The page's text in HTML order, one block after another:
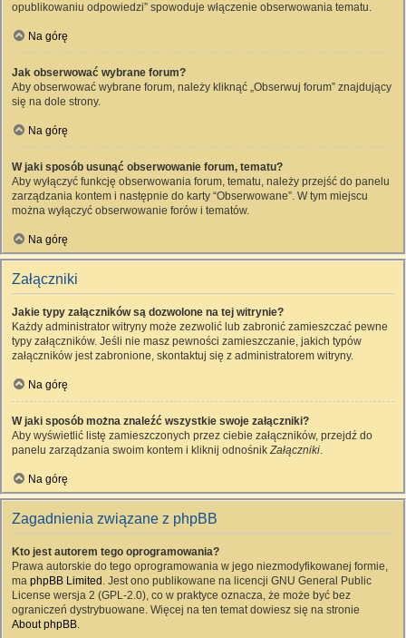
opublikowaniu odpowiedzi” spowoduje włączenie obserwowania tematu.
Na górę
Jak obserwować wybrane forum?
Aby obserwować wybrane forum, należy kliknąć „Obserwuj forum” znajdujący
się na dole strony.
Na górę
W jaki sposób usunąć obserwowanie forum, tematu?
Aby wyłączyć funkcję obserwowania forum, tematu, należy przejść do panelu
zarządzania kontem i następnie do karty “Obserwowane”. W tym miejscu
można wyłączyć obserwowanie forów i tematów.
Na górę
Załączniki
Jakie typy załączników są dozwolone na tej witrynie?
Każdy administrator witryny może zezwolić lub zabronić zamieszczać pewne
typy załączników. Jeśli nie masz pewności zamieszczanie, jakich typów
załączników jest zabronione, skontaktuj się z administratorem witryny.
Na górę
W jaki sposób można znaleźć wszystkie swoje załączniki?
Aby wyświetlić listę zamieszczonych przez ciebie załączników, przejdź do
panelu zarządzania swoim kontem i kliknij odnośnikZałączniki.
Na górę
Zagadnienia związane z phpBB
Kto jest autorem tego oprogramowania?
Prawa autorskie do tego oprogramowania w jego niezmodyfikowanej formie,
ma phpBB Limited . Jest ono publikowane na licencji GNU General Public
License wersja 2 (GPL-2.0), co w praktyce oznacza, że może być bez
ograniczeń dystrybuowane. Więcej na ten temat dowiesz się na stronie
About phpBB.